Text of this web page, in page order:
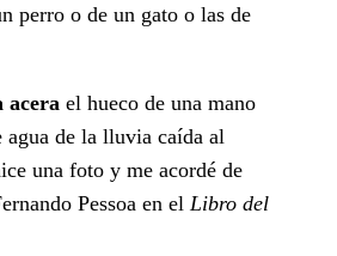
perro o de un gato o las de
acera el hueco de una mano
agua de la lluvia caída al
una foto y me acordé de
Pessoa en el Libro del